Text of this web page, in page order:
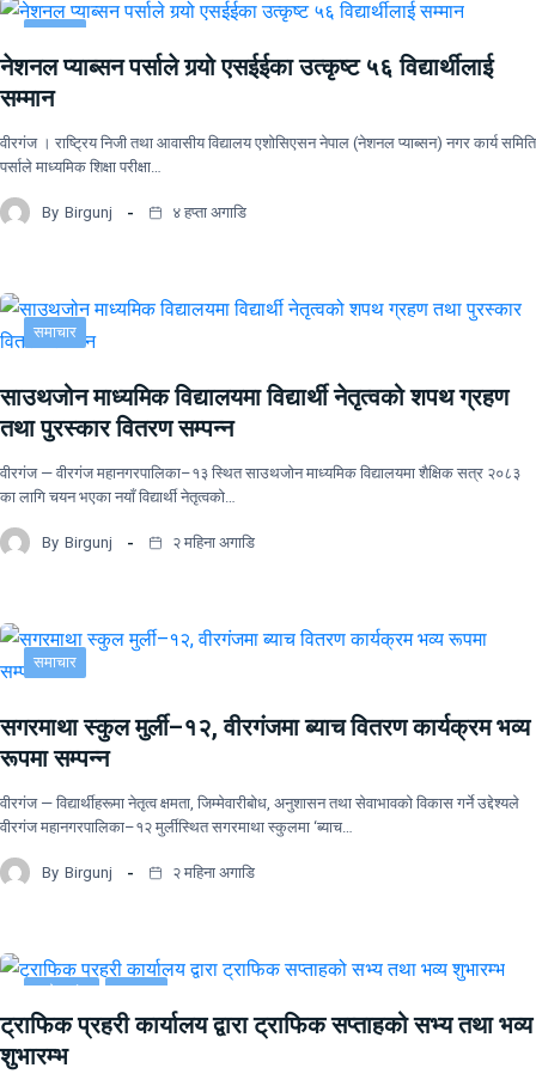
नेशनल प्याब्सन पर्साले गर्‍यो एसईईका उत्कृष्ट ५६ विद्यार्थीलाई
सम्मान
वीरगंज । राष्ट्रिय निजी तथा आवासीय विद्यालय एशोसिएसन नेपाल (नेशनल प्याब्सन) नगर कार्य समिति
पर्साले माध्यमिक शिक्षा परीक्षा…
By Birgunj ४ हप्ता अगाडि
समाचार
साउथजोन माध्यमिक विद्यालयमा विद्यार्थी नेतृत्वको शपथ ग्रहण
तथा पुरस्कार वितरण सम्पन्न
वीरगंज — वीरगंज महानगरपालिका–१३ स्थित साउथजोन माध्यमिक विद्यालयमा शैक्षिक सत्र २०८३
का लागि चयन भएका नयाँ विद्यार्थी नेतृत्वको…
By Birgunj २ महिना अगाडि
समाचार
सगरमाथा स्कुल मुर्ली–१२, वीरगंजमा ब्याच वितरण कार्यक्रम भव्य
रूपमा सम्पन्न
वीरगंज — विद्यार्थीहरूमा नेतृत्व क्षमता, जिम्मेवारीबोध, अनुशासन तथा सेवाभावको विकास गर्ने उद्देश्यले
वीरगंज महानगरपालिका–१२ मुर्लीस्थित सगरमाथा स्कुलमा ‘ब्याच…
By Birgunj २ महिना अगाडि
ट्राफिक प्रहरी कार्यालय द्वारा ट्राफिक सप्ताहको सभ्य तथा भव्य
शुभारम्भ